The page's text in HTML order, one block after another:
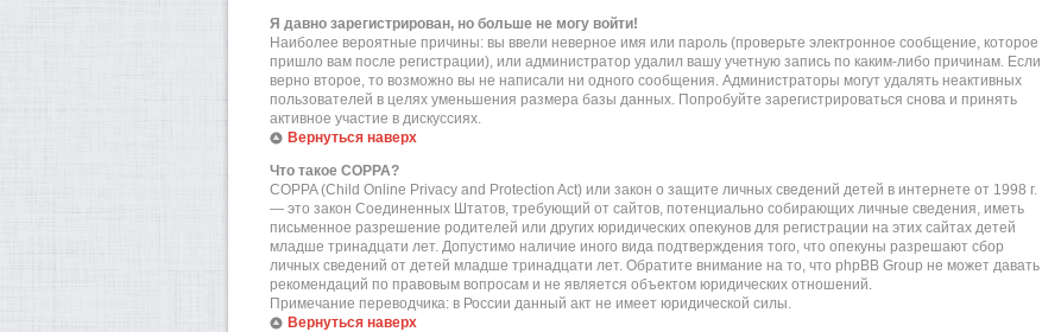
Я давно зарегистрирован, но больше не могу войти!
Наиболее вероятные причины: вы ввели неверное имя или пароль (проверьте электронное сообщение, которое
пришло вам после регистрации), или администратор удалил вашу учетную запись по каким-либо причинам. Если
верно второе, то возможно вы не написали ни одного сообщения. Администраторы могут удалять неактивных
пользователей в целях уменьшения размера базы данных. Попробуйте зарегистрироваться снова и принять
активное участие в дискуссиях.
Вернуться наверх
Что такое COPPA?
COPPA (Child Online Privacy and Protection Act) или закон о защите личных сведений детей в интернете от 1998 г.
— это закон Соединенных Штатов, требующий от сайтов, потенциально собирающих личные сведения, иметь
письменное разрешение родителей или других юридических опекунов для регистрации на этих сайтах детей
младше тринадцати лет. Допустимо наличие иного вида подтверждения того, что опекуны разрешают сбор
личных сведений от детей младше тринадцати лет. Обратите внимание на то, что phpBB Group не может давать
рекомендаций по правовым вопросам и не является объектом юридических отношений.
Примечание переводчика: в России данный акт не имеет юридической силы.
Вернуться наверх